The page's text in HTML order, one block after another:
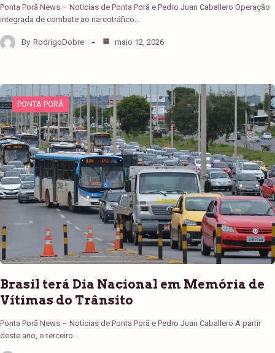
Ponta Porã News – Notícias de Ponta Porã e Pedro Juan Caballero Operação
integrada de combate ao narcotráfico…
By RodrigoDobre maio 12, 2026
PONTA PORÃ
Brasil terá Dia Nacional em Memória de
Vítimas do Trânsito
Ponta Porã News – Notícias de Ponta Porã e Pedro Juan Caballero A partir
deste ano, o terceiro…